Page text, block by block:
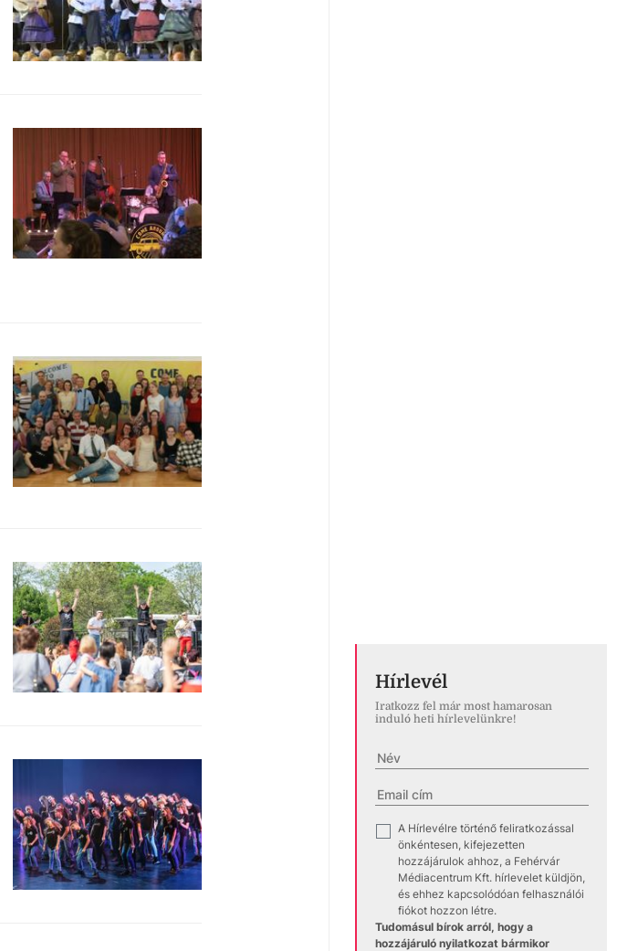
Hírlevél
Iratkozz fel már most hamarosan
induló heti hírlevelünkre!
✓
A Hírlevélre történő feliratkozással
önkéntesen, kifejezetten
hozzájárulok ahhoz, a Fehérvár
Médiacentrum Kft. hírlevelet küldjön,
és ehhez kapcsolódóan felhasználói
fiókot hozzon létre.
Tudomásul bírok arról, hogy a
hozzájáruló nyilatkozat bármikor